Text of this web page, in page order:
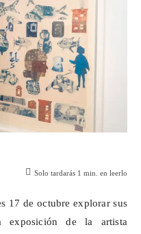
Solo tardarás 1 min. en leerlo
17 de octubre explorar sus
exposición de la artista